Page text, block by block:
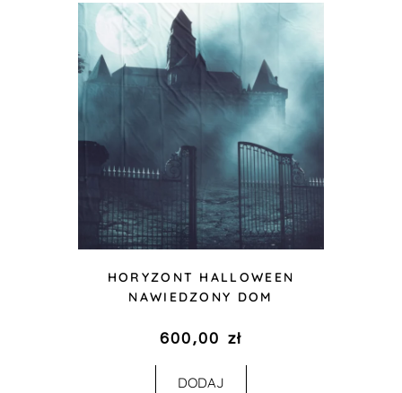
HORYZONT HALLOWEEN
NAWIEDZONY DOM
600,00 zł
DODAJ